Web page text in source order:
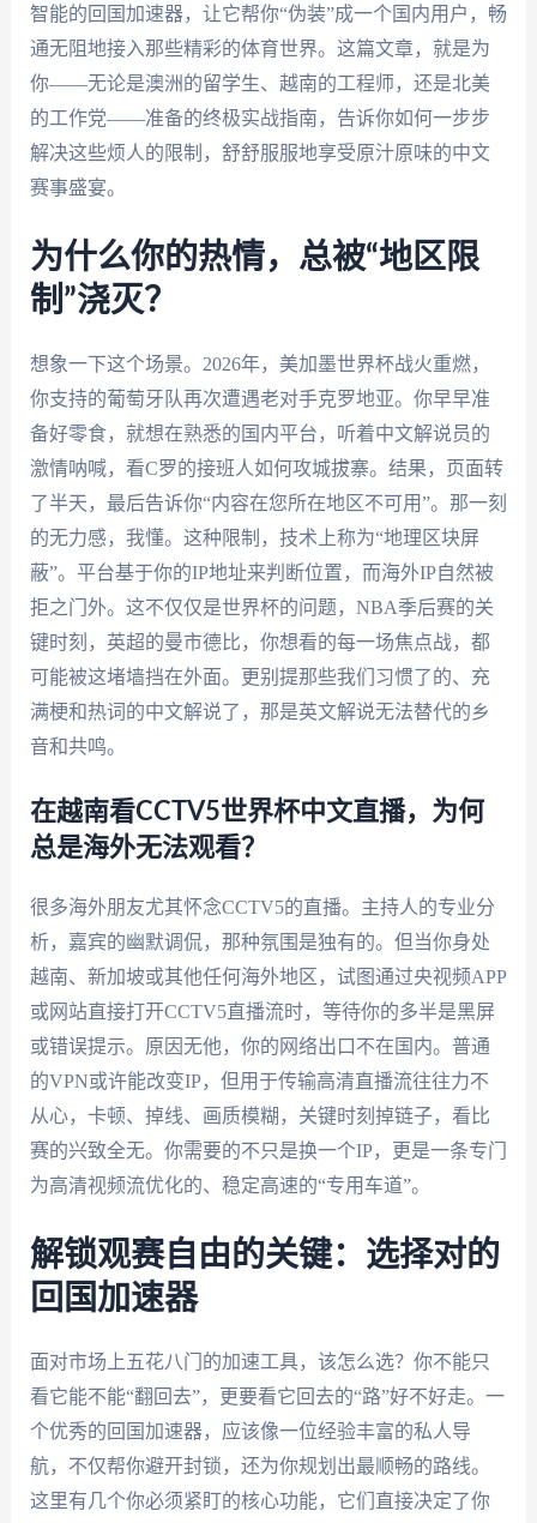
智能的回国加速器，让它帮你“伪装”成一个国内用户，畅
通无阻地接入那些精彩的体育世界。这篇文章，就是为
你——无论是澳洲的留学生、越南的工程师，还是北美
的工作党——准备的终极实战指南，告诉你如何一步步
解决这些烦人的限制，舒舒服服地享受原汁原味的中文
赛事盛宴。
为什么你的热情，总被“地区限
制”浇灭？
想象一下这个场景。2026年，美加墨世界杯战火重燃，
你支持的葡萄牙队再次遭遇老对手克罗地亚。你早早准
备好零食，就想在熟悉的国内平台，听着中文解说员的
激情呐喊，看C罗的接班人如何攻城拔寨。结果，页面转
了半天，最后告诉你“内容在您所在地区不可用”。那一刻
的无力感，我懂。这种限制，技术上称为“地理区块屏
蔽”。平台基于你的IP地址来判断位置，而海外IP自然被
拒之门外。这不仅仅是世界杯的问题，NBA季后赛的关
键时刻，英超的曼市德比，你想看的每一场焦点战，都
可能被这堵墙挡在外面。更别提那些我们习惯了的、充
满梗和热词的中文解说了，那是英文解说无法替代的乡
音和共鸣。
在越南看CCTV5世界杯中文直播，为何
总是海外无法观看？
很多海外朋友尤其怀念CCTV5的直播。主持人的专业分
析，嘉宾的幽默调侃，那种氛围是独有的。但当你身处
越南、新加坡或其他任何海外地区，试图通过央视频APP
或网站直接打开CCTV5直播流时，等待你的多半是黑屏
或错误提示。原因无他，你的网络出口不在国内。普通
的VPN或许能改变IP，但用于传输高清直播流往往力不
从心，卡顿、掉线、画质模糊，关键时刻掉链子，看比
赛的兴致全无。你需要的不只是换一个IP，更是一条专门
为高清视频流优化的、稳定高速的“专用车道”。
解锁观赛自由的关键：选择对的
回国加速器
面对市场上五花八门的加速工具，该怎么选？你不能只
看它能不能“翻回去”，更要看它回去的“路”好不好走。一
个优秀的回国加速器，应该像一位经验丰富的私人导
航，不仅帮你避开封锁，还为你规划出最顺畅的路线。
这里有几个你必须紧盯的核心功能，它们直接决定了你